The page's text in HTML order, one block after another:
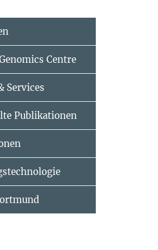
Centre
Services
Publikationen